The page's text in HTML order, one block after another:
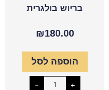
בריוש בולגרית
₪180.00
הוספה לסל
- +